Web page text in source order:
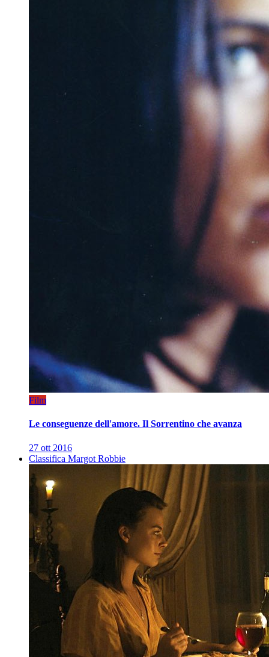
Film
Le conseguenze dell'amore. Il Sorrentino che avanza
27 ott 2016
Classifica Margot Robbie